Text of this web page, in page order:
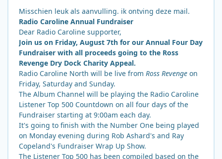
Misschien leuk als aanvulling. ik ontving deze mail.
Radio Caroline Annual Fundraiser
Dear Radio Caroline supporter,
Join us on Friday, August 7th for our Annual Four Day
Fundraiser with all proceeds going to the Ross
Revenge Dry Dock Charity Appeal.
Radio Caroline North will be live from Ross Revenge on
Friday, Saturday and Sunday.
The Album Channel will be playing the Radio Caroline
Listener Top 500 Countdown on all four days of the
Fundraiser starting at 9:00am each day.
It's going to finish with the Number One being played
on Monday evening during Rob Ashard's and Ray
Copeland's Fundraiser Wrap Up Show.
The Listener Top 500 has been compiled based on the